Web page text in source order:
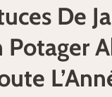
De
Potager